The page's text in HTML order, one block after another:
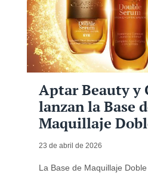
Aptar Beauty y
lanzan la Base
Maquillaje
23 de abril de 2026
La Base de Maquillaje